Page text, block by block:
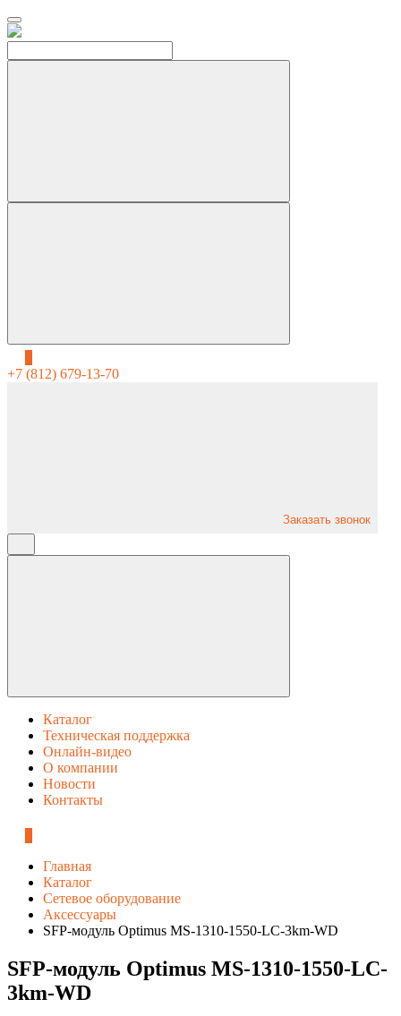
+7 (812) 679-13-70
Заказать звонок
Каталог
Техническая поддержка
Онлайн-видео
О компании
Новости
Контакты
Главная
Каталог
Сетевое оборудование
Аксессуары
SFP-модуль Optimus MS-1310-1550-LC-3km-WD
SFP-модуль Optimus MS-1310-1550-LC-
3km-WD